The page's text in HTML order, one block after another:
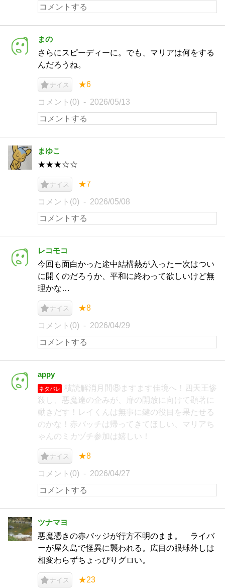
まの
さらにスピーディーに。でも、マリアは何をする
んだろうね。
ナイス ★6
コメント(0) 2026/05/13
まゆこ
★★★☆☆
ナイス ★7
コメント(0) 2026/05/08
レコモコ
今回も面白かった途中結構熱が入ったー次はつい
に開くのだろうか、平和に終わって欲しいけど無
理かな…
ナイス ★8
コメント(0) 2026/04/29
appy
ネタバレ
積読解消月間⑧ますます佳境へ！四天王惨
殺し、悪魔達の企みが、扉の開放に向けて顕著に
動きだす！レイくんは無事に鍵の役目を果たせる
のかな！赤バッチは帰ってきてほしい、マリアち
ゃんのミカヅチ参加は嬉しい！
ナイス ★8
コメント(0) 2026/04/27
ツナマヨ
悪魔憑きの赤バッジが行方不明のまま。 ライバ
ーが屋久島で怪異に襲われる。広目の眼球外しは
相変わらずちょっぴりグロい。
ナイス ★23